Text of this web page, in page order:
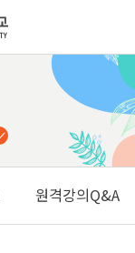
원격강의Q&A